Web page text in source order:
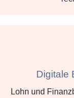
Digitale
Lohn und